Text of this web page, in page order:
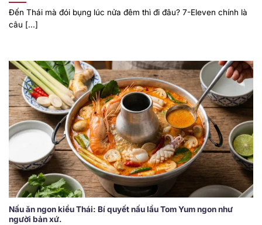
Đến Thái mà đói bụng lúc nửa đêm thì đi đâu? 7-Eleven chính là
câu [...]
Nấu ăn ngon kiểu Thái: Bí quyết nấu lẩu Tom Yum ngon như
người bản xứ.